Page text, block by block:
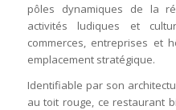
pôles dynamiques de la
activités ludiques et
commerces, entreprises et
emplacement stratégique.
Identifiable par son
au toit rouge, ce restaurant